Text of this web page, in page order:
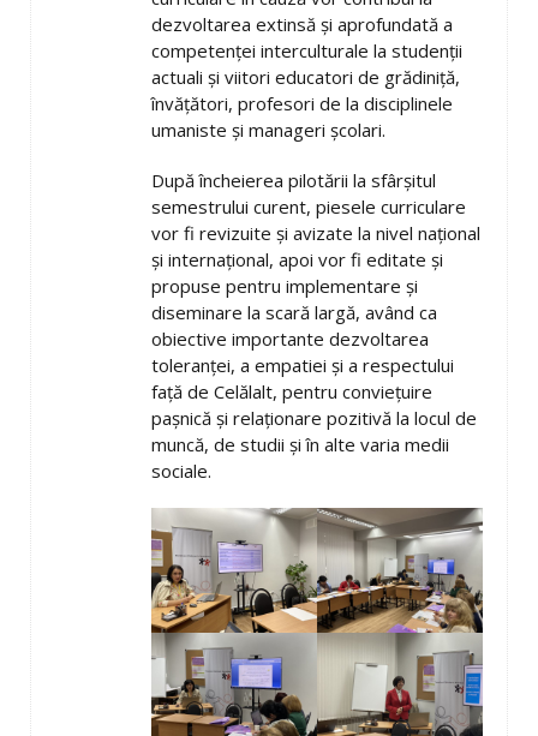
dezvoltarea extinsă și aprofundată a
competenței interculturale la studenții
actuali și viitori educatori de grădiniță,
învățători, profesori de la disciplinele
umaniste și manageri școlari.
După încheierea pilotării la sfârșitul
semestrului curent, piesele curriculare
vor fi revizuite și avizate la nivel național
și internațional, apoi vor fi editate și
propuse pentru implementare și
diseminare la scară largă, având ca
obiective importante dezvoltarea
toleranței, a empatiei și a respectului
față de Celălalt, pentru conviețuire
pașnică și relaționare pozitivă la locul de
muncă, de studii și în alte varia medii
sociale.